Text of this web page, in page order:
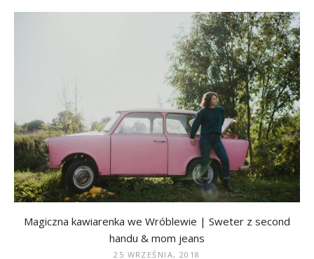
Magiczna kawiarenka we Wróblewie | Sweter z second
handu & mom jeans
25 WRZEŚNIA, 2018